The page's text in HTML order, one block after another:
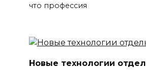
что профессия
Новые технологии